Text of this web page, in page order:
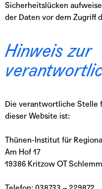
Sicherheitslücken
der Daten vor dem Zugriff
Hinweis zur
Die verantwortliche Stelle
dieser Website ist:
Thünen-Institut für
Am Hof 17
19386 Kritzow OT